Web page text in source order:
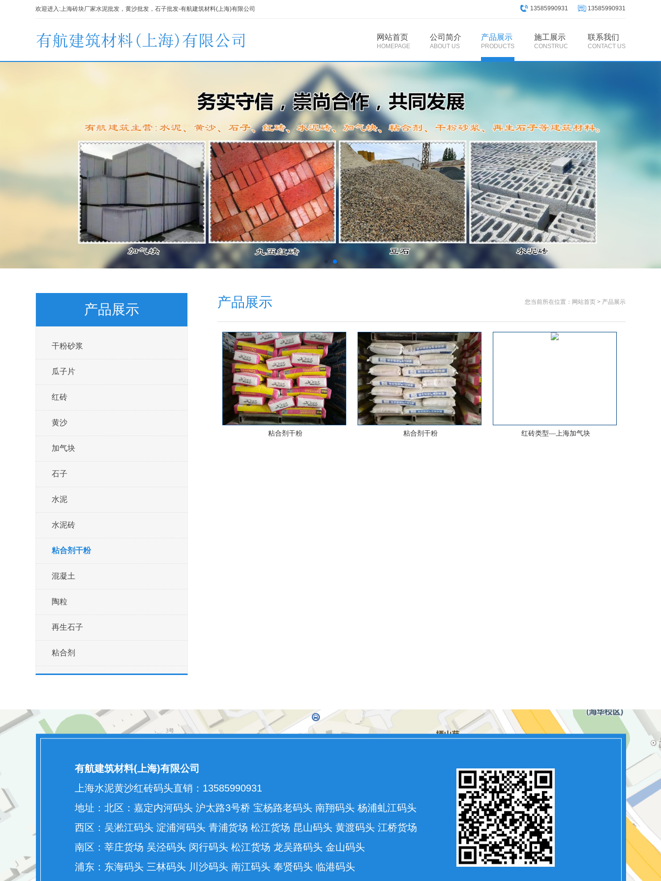
欢迎进入:上海砖块厂家水泥批发，黄沙批发，石子批发-有航建筑材料(上海)有限公司 13585990931 13585990931
网站首页
HOMEPAGE
公司简介
ABOUT US
产品展示
PRODUCTS
施工展示
CONSTRUC
联系我们
CONTACT US
产品展示
干粉砂浆
瓜子片
红砖
黄沙
加气块
石子
水泥
水泥砖
粘合剂干粉
混凝土
陶粒
再生石子
粘合剂
产品展示 您当前所在位置：网站首页 > 产品展示
粘合剂干粉 粘合剂干粉 红砖类型—上海加气块
有航建筑材料(上海)有限公司
上海水泥黄沙红砖码头直销：13585990931
地址：北区：嘉定内河码头 沪太路3号桥 宝杨路老码头 南翔码头 杨浦虬江码头
西区：吴淞江码头 淀浦河码头 青浦货场 松江货场 昆山码头 黄渡码头 江桥货场
南区：莘庄货场 吴泾码头 闵行码头 松江货场 龙吴路码头 金山码头
浦东：东海码头 三林码头 川沙码头 南江码头 奉贤码头 临港码头